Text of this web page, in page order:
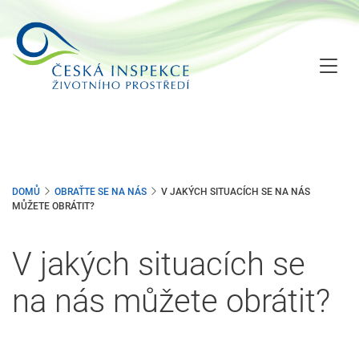
hlavnímu
obsahu
DOMŮ OBRAŤTE SE NA NÁS
V JAKÝCH SITUACÍCH SE NA NÁS
MŮŽETE OBRÁTIT?
V jakých situacích se
na nás můžete obrátit?